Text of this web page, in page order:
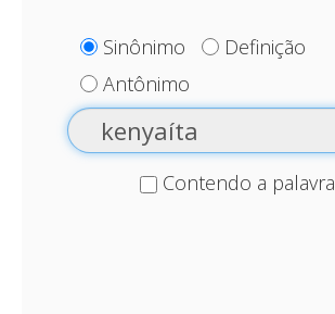
Sinônimo
Definição
Antônimo
Contendo a palavra